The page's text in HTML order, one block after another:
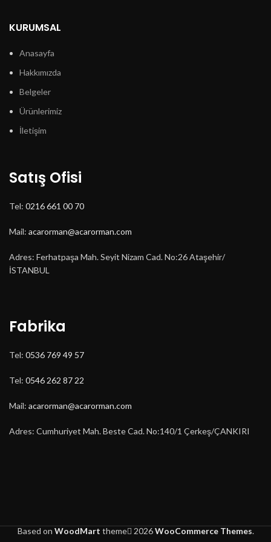
KURUMSAL
Anasayfa
Hakkımızda
Belgeler
Ürünlerimiz
İletişim
Satış Ofisi
Tel: 0216 661 00 70
Mail: acarorman@acarorman.com
Adres: Ferhatpaşa Mah. Seyit Nizam Cad. No:26 Ataşehir/
İSTANBUL
Fabrika
Tel: 0536 769 49 57
Tel: 0546 262 87 22
Mail: acarorman@acarorman.com
Adres: Cumhuriyet Mah. Beste Cad. No:140/1 Çerkeş/ÇANKIRI
Based on WoodMart theme 2026WooCommerce Themes.